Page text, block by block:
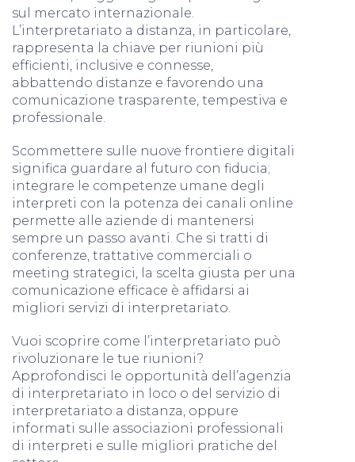
sul mercato internazionale.
L’interpretariato a distanza, in particolare,
rappresenta la chiave per riunioni più
efficienti, inclusive e connesse,
abbattendo distanze e favorendo una
comunicazione trasparente, tempestiva e
professionale.
Scommettere sulle nuove frontiere digitali
significa guardare al futuro con fiducia;
integrare le competenze umane degli
interpreti con la potenza dei canali online
permette alle aziende di mantenersi
sempre un passo avanti. Che si tratti di
conferenze, trattative commerciali o
meeting strategici, la scelta giusta per una
comunicazione efficace è affidarsi ai
migliori servizi di interpretariato.
Vuoi scoprire come l’interpretariato può
rivoluzionare le tue riunioni?
Approfondisci le opportunità dell’agenzia
di interpretariato in loco o del servizio di
interpretariato a distanza, oppure
informati sulle associazioni professionali
di interpreti e sulle migliori pratiche del